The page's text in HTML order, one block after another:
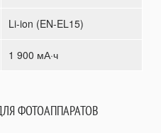
Li-ion (EN-EL15)
1 900 мА·ч
ФОТОАППАРАТОВ